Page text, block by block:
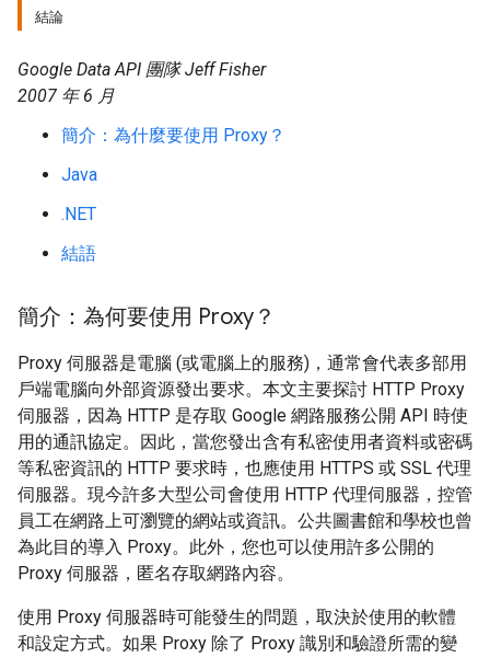
結論
Google Data API 團隊 Jeff Fisher
2007 年 6 月
簡介：為什麼要使用 Proxy？
Java
.NET
結語
簡介：為何要使用 Proxy？
Proxy 伺服器是電腦 (或電腦上的服務)，通常會代表多部用
戶端電腦向外部資源發出要求。本文主要探討 HTTP Proxy
伺服器，因為 HTTP 是存取 Google 網路服務公開 API 時使
用的通訊協定。因此，當您發出含有私密使用者資料或密碼
等私密資訊的 HTTP 要求時，也應使用 HTTPS 或 SSL 代理
伺服器。現今許多大型公司會使用 HTTP 代理伺服器，控管
員工在網路上可瀏覽的網站或資訊。公共圖書館和學校也曾
為此目的導入 Proxy。此外，您也可以使用許多公開的
Proxy 伺服器，匿名存取網路內容。
使用 Proxy 伺服器時可能發生的問題，取決於使用的軟體
和設定方式。如果 Proxy 除了 Proxy 識別和驗證所需的變